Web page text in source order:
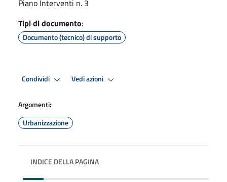
Piano Interventi n. 3
Tipi di documento:
Documento (tecnico) di supporto
Condividi Vedi azioni
Argomenti:
Urbanizzazione
INDICE DELLA PAGINA